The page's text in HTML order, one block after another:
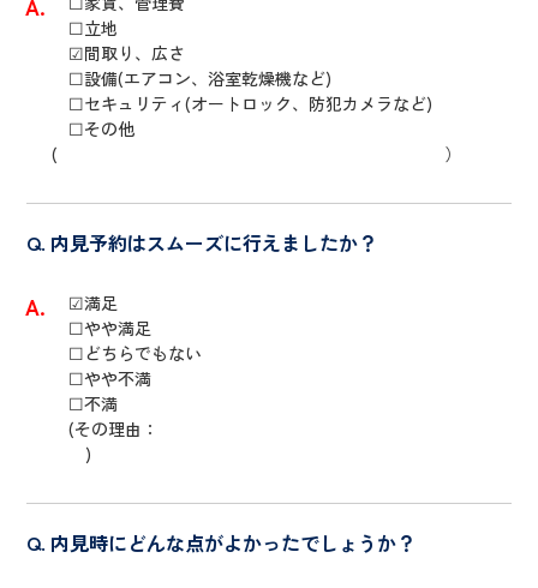
☐立地
☑間取り、広さ
☐設備(エアコン、浴室乾燥機など)
☐セキュリティ(オートロック、防犯カメラなど)
☐その他
(
内見予約はスムーズに行えましたか？
☑満足
☐やや満足
☐どちらでもない
☐やや不満
☐不満
(その理由：
)
内見時にどんな点がよかったでしょうか？